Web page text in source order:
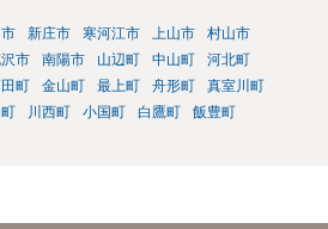
新庄市 寒河江市 上山市
村山市
市 南陽市 山辺町 中山町
河北町
町 金山町 最上町 舟形町
真室川町
川西町 小国町 白鷹町
飯豊町